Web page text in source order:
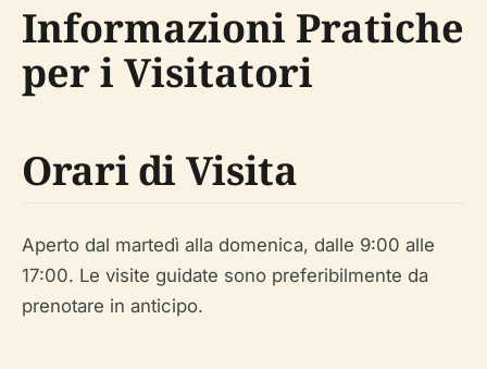
Informazioni Pratiche
per i Visitatori
Orari di Visita
Aperto dal martedì alla domenica, dalle 9:00 alle
17:00. Le visite guidate sono preferibilmente da
prenotare in anticipo.